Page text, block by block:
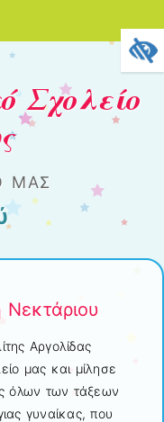
Σχολείο
ΜΑΣ
Νεκτάριου
Αργολίδας
μας και μίλησε
όλων των τάξεων
γυναίκας, που